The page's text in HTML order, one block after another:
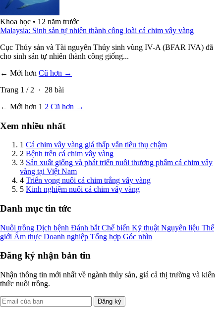
Khoa học • 12 năm trước
Malaysia: Sinh sản tự nhiên thành công loài cá chim vây vàng
Cục Thủy sản và Tài nguyên Thủy sinh vùng IV-A (BFAR IVA) đã
cho sinh sản tự nhiên thành công giống...
← Mới hơn Cũ hơn →
Trang 1 / 2 · 28 bài
← Mới hơn 1 2 Cũ hơn →
Xem nhiều nhất
1 Cá chim vây vàng giá thấp vẫn tiêu thụ chậm
2 Bệnh trên cá chim vây vàng
3 Sản xuất giống và phát triển nuôi thương phẩm cá chim vây
vàng tại Việt Nam
4 Triển vọng nuôi cá chim trắng vây vàng
5 Kinh nghiệm nuôi cá chim vây vàng
Danh mục tin tức
Nuôi trồng Dịch bệnh Đánh bắt Chế biến Kỹ thuật Nguyên liệu Thế
giới Ẩm thực Doanh nghiệp Tổng hợp Góc nhìn
Đăng ký nhận bản tin
Nhận thông tin mới nhất về ngành thủy sản, giá cả thị trường và kiến
thức nuôi trồng.
Đăng ký